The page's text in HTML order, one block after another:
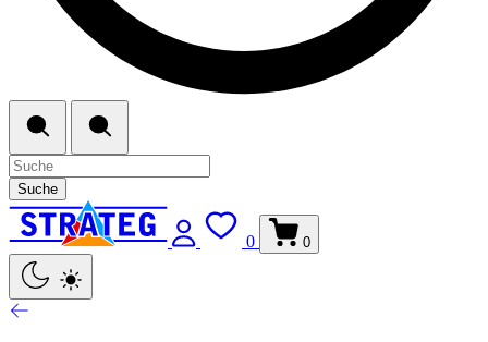
Suche
0 0